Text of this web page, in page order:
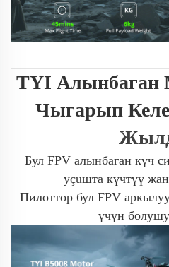
TYI Алынбаган
Чыгарып
Бул FPV алынбаган күч
уçuшта күчтүү
Пилоттор бул FPV
үчүн